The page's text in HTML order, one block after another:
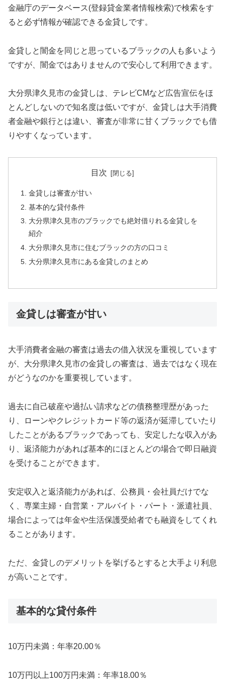
金融庁のデータベース(登録貸金業者情報検索)で検索をす
ると必ず情報が確認できる金貸しです。
金貸しと闇金を同じと思っているブラックの人も多いよう
ですが、闇金ではありませんので安心して利用できます。
大分県津久見市の金貸しは、テレビCMなど広告宣伝をほ
とんどしないので知名度は低いですが、金貸しは大手消費
者金融や銀行とは違い、審査が非常に甘くブラックでも借
りやすくなっています。
目次
金貸しは審査が甘い
基本的な貸付条件
大分県津久見市のブラックでも絶対借りれる金貸しを
紹介
大分県津久見市に住むブラックの方の口コミ
大分県津久見市にある金貸しのまとめ
金貸しは審査が甘い
大手消費者金融の審査は過去の借入状況を重視しています
が、大分県津久見市の金貸しの審査は、過去ではなく現在
がどうなのかを重要視しています。
過去に自己破産や過払い請求などの債務整理歴があった
り、ローンやクレジットカード等の返済が延滞していたり
したことがあるブラックであっても、安定したな収入があ
り、返済能力があれば基本的にほとんどの場合で即日融資
を受けることができます。
安定収入と返済能力があれば、公務員・会社員だけでな
く、専業主婦・自営業・アルバイト・パート・派遣社員、
場合によっては年金や生活保護受給者でも融資をしてくれ
ることがあります。
ただ、金貸しのデメリットを挙げるとすると大手より利息
が高いことです。
基本的な貸付条件
10万円未満：年率20.00％
10万円以上100万円未満：年率18.00％